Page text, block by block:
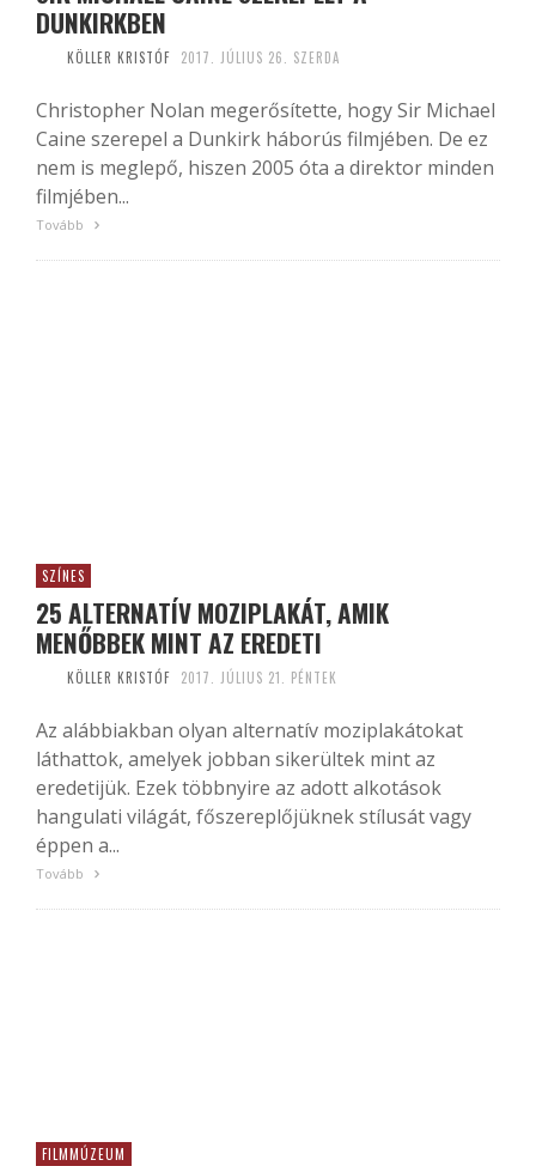
DUNKIRKBEN
KÖLLER KRISTÓF 2017. JÚLIUS 26. SZERDA
Christopher Nolan megerősítette, hogy Sir Michael
Caine szerepel a Dunkirk háborús filmjében. De ez
nem is meglepő, hiszen 2005 óta a direktor minden
filmjében...
Tovább
SZÍNES
25 ALTERNATÍV MOZIPLAKÁT, AMIK
MENŐBBEK MINT AZ EREDETI
KÖLLER KRISTÓF 2017. JÚLIUS 21. PÉNTEK
Az alábbiakban olyan alternatív moziplakátokat
láthattok, amelyek jobban sikerültek mint az
eredetijük. Ezek többnyire az adott alkotások
hangulati világát, főszereplőjüknek stílusát vagy
éppen a...
Tovább
FILMMÚZEUM